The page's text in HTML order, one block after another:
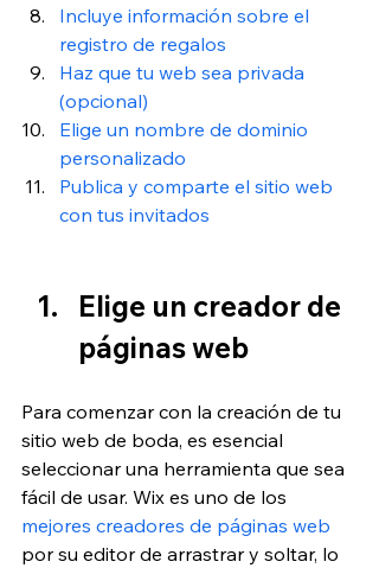
Incluye información sobre el
registro de regalos
Haz que tu web sea privada
(opcional)
Elige un nombre de dominio
personalizado
Publica y comparte el sitio web
con tus invitados
Elige un creador de
páginas web
Para comenzar con la creación de tu
sitio web de boda, es esencial
seleccionar una herramienta que sea
fácil de usar. Wix es uno de los
mejores creadores de páginas web
por su editor de arrastrar y soltar, lo